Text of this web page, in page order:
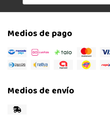
Medios de pago
Medios de envío